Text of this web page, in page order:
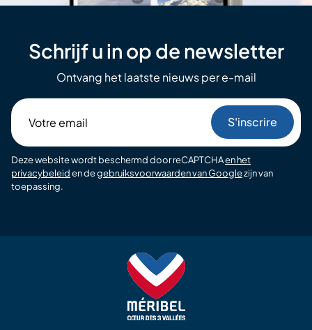
Schrijf u in op de newsletter
Ontvang het laatste nieuws per e-mail
email
Deze website wordt beschermd door reCAPTCHAen het
privacybeleiden degebruiksvoorwaarden van Googlezijn van
toepassing.